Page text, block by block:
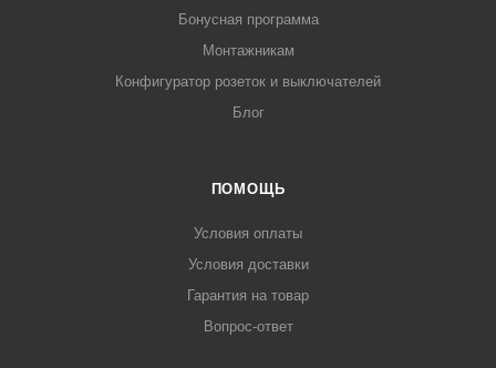
Бонусная программа
Монтажникам
Конфигуратор розеток и выключателей
Блог
ПОМОЩЬ
Условия оплаты
Условия доставки
Гарантия на товар
Вопрос-ответ